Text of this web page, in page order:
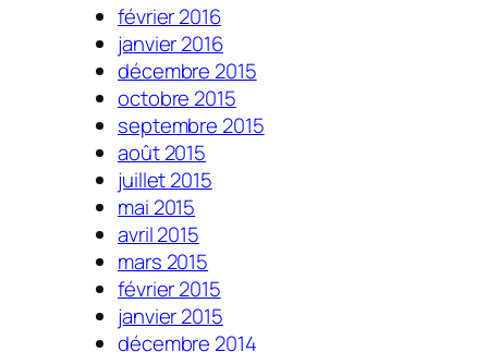
février 2016
janvier 2016
décembre 2015
octobre 2015
septembre 2015
août 2015
juillet 2015
mai 2015
avril 2015
mars 2015
février 2015
janvier 2015
décembre 2014